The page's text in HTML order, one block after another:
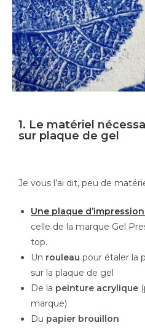
1. Le matériel
sur plaque de gel
Je vous l’ai dit, peu de
Une plaque
celle de la marque Gel
top.
Un rouleau pour étaler la
sur la plaque de gel
De la peinture acrylique
marque)
Du papier brouillon